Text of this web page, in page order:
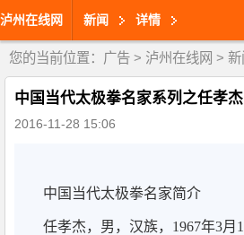
泸州在线网 新闻 详情
您的当前位置： 广告 > 泸州在线网 > 新
中国当代太极拳名家系列之任孝杰
2016-11-28 15:06
中国当代太极拳名家简介
任孝杰，男，汉族，1967年3月